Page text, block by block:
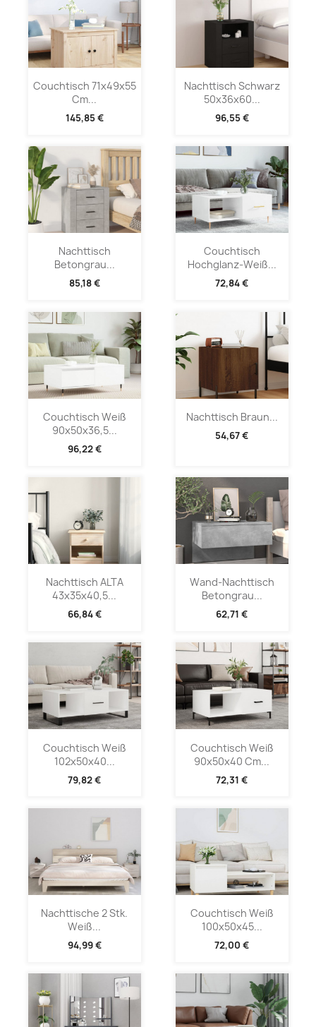
Couchtisch 71x49x55
Cm...
145,85 €
Nachttisch Schwarz
50x36x60...
96,55 €
Nachttisch
Betongrau...
85,18 €
Couchtisch
Hochglanz-Weiß...
72,84 €
Couchtisch Weiß
90x50x36,5...
96,22 €
Nachttisch Braun...
54,67 €
Nachttisch ALTA
43x35x40,5...
66,84 €
Wand-Nachttisch
Betongrau...
62,71 €
Couchtisch Weiß
102x50x40...
79,82 €
Couchtisch Weiß
90x50x40 Cm...
72,31 €
Nachttische 2 Stk.
Weiß...
94,99 €
Couchtisch Weiß
100x50x45...
72,00 €